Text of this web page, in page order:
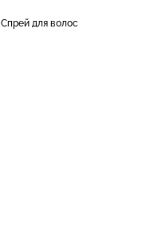
Спрей для волос